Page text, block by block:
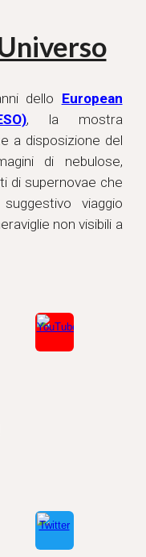
dello European
, la mostra
a disposizione del
di nebulose,
di supernovae che
viaggio
non visibili a